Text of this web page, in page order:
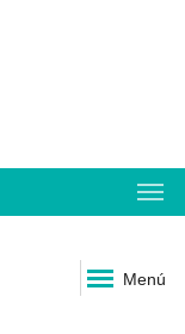
Menú